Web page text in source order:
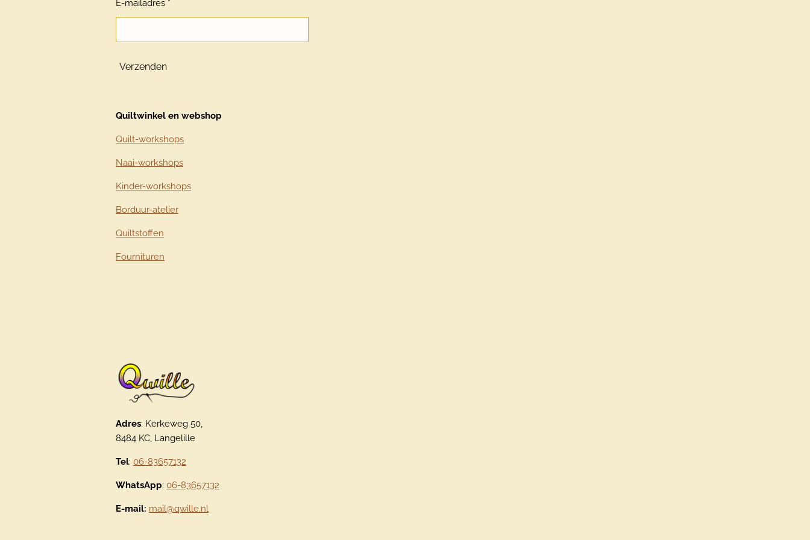
E-mailadres *
Verzenden
Quiltwinkel en webshop
Quilt-workshops
Naai-workshops
Kinder-workshops
Borduur-atelier
Quiltstoffen
Fournituren
Adres: Kerkeweg 50,
8484 KC, Langelille
Tel: 06-83657132
WhatsApp: 06-83657132
E-mail: mail@qwille.nl